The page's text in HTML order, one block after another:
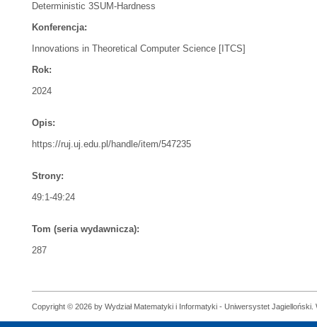
Deterministic 3SUM-Hardness
Konferencja:
Innovations in Theoretical Computer Science [ITCS]
Rok:
2024
Opis:
https://ruj.uj.edu.pl/handle/item/547235
Strony:
49:1-49:24
Tom (seria wydawnicza):
287
Copyright © 2026 by Wydział Matematyki i Informatyki - Uniwersystet